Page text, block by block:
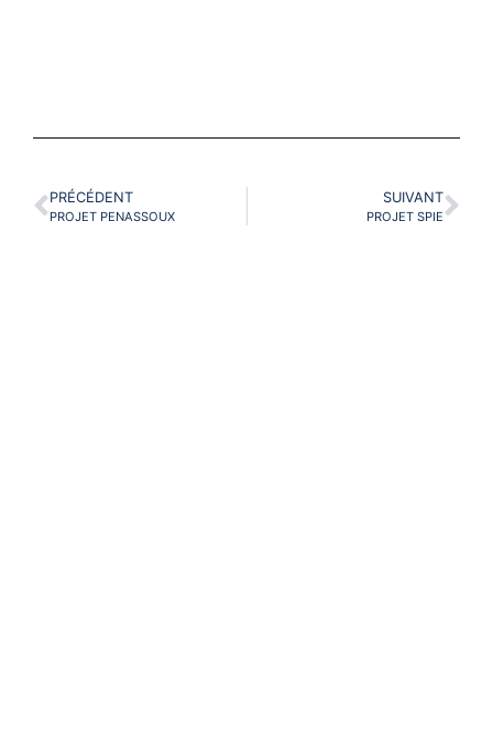
PRÉCÉDENT
PROJET PENASSOUX
SUIVANT
PROJET SPIE